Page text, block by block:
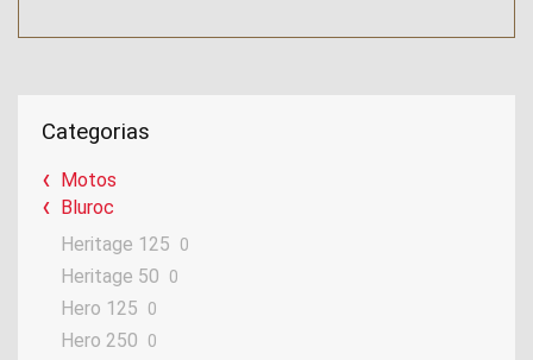
Categorias
Motos
Bluroc
Heritage 125
0
Heritage 50 0
Hero 125 0
Hero 250 0